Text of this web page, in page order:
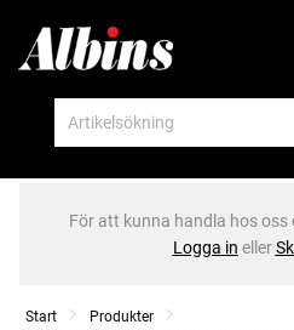
För att kunna handla hos oss
Logga in eller
Start
Produkter